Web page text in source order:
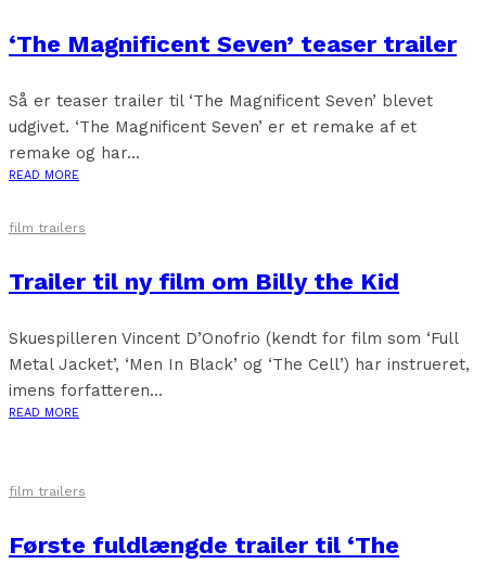
‘The Magnificent Seven’ teaser trailer
Så er teaser trailer til ‘The Magnificent Seven’ blevet
udgivet. ‘The Magnificent Seven’ er et remake af et
remake og har...
READ MORE
film trailers
Trailer til ny film om Billy the Kid
Skuespilleren Vincent D’Onofrio (kendt for film som ‘Full
Metal Jacket’, ‘Men In Black’ og ‘The Cell’) har instrueret,
imens forfatteren...
READ MORE
film trailers
Første fuldlængde trailer til ‘The